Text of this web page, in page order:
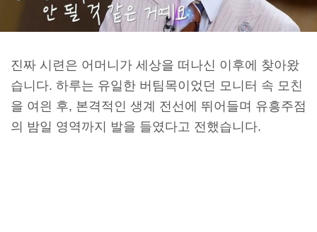
진짜 시련은 어머니가 세상을 떠나신 이후에 찾아왔
습니다. 하루는 유일한 버팀목이었던 모니터 속 모친
을 여읜 후, 본격적인 생계 전선에 뛰어들며 유흥주점
의 밤일 영역까지 발을 들였다고 전했습니다.